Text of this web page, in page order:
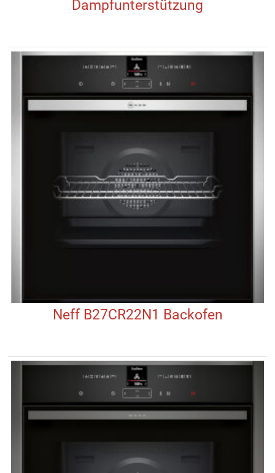
Dampfunterstützung
Neff B27CR22N1 Backofen